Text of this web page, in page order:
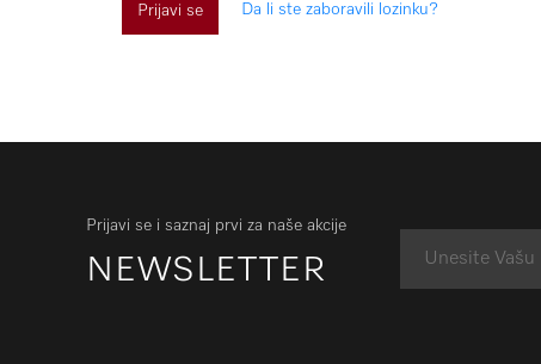
Prijavi se Da li ste zaboravili lozinku?
Prijavi se i saznaj prvi za naše akcije
NEWSLETTER